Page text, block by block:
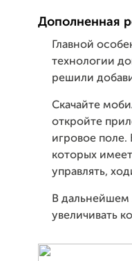
Дополненная
Главной
технологии
решили
Скачайте
откройте
игровое
которых
управлять,
В дальнейшем
увеличивать